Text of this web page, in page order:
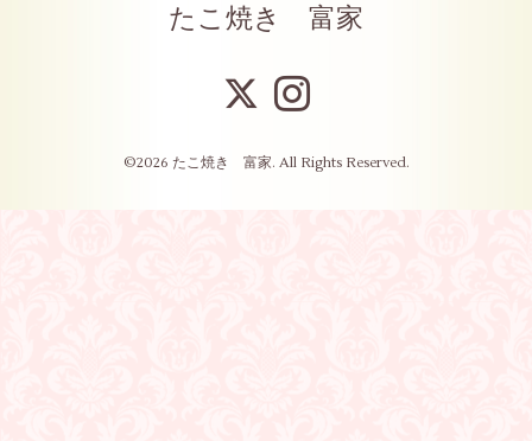
たこ焼き 富家
©2026 たこ焼き 富家. All Rights Reserved.